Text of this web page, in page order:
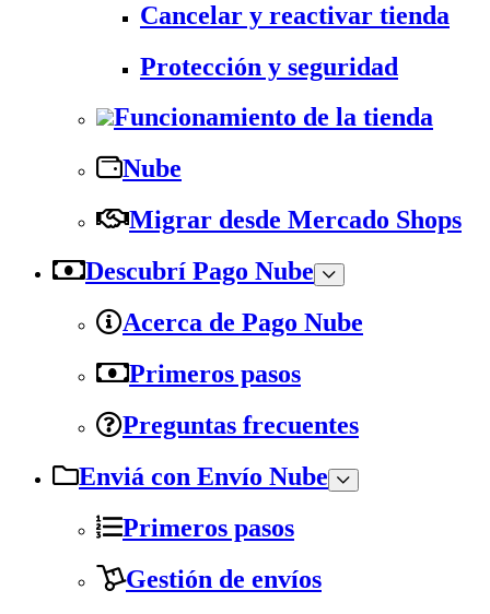
Cancelar y reactivar tienda
Protección y seguridad
Funcionamiento de la tienda
Nube
Migrar desde Mercado Shops
Descubrí Pago Nube
Acerca de Pago Nube
Primeros pasos
Preguntas frecuentes
Enviá con Envío Nube
Primeros pasos
Gestión de envíos